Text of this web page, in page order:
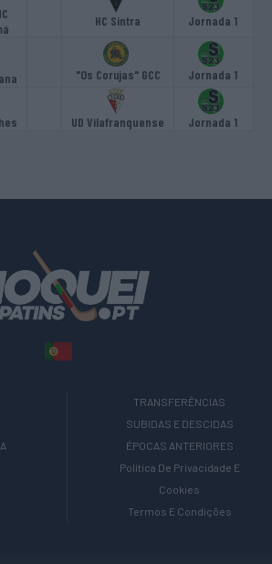
HC Sintra Jornada 1
"Os Corujas" GCC Jornada 1
UD Vilafranquense Jornada 1
TRANSFERÊNCIAS
SUBIDAS E DESCIDAS
ÉPOCAS ANTERIORES
Política De Privacidade E
Cookies
Termos E Condições